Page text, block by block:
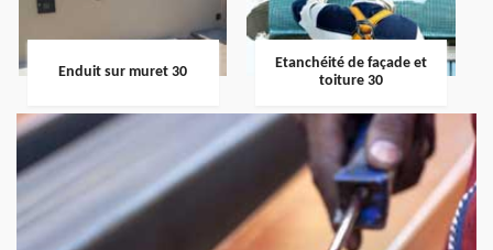
Enduit sur muret 30
Etanchéité de façade et
toiture 30